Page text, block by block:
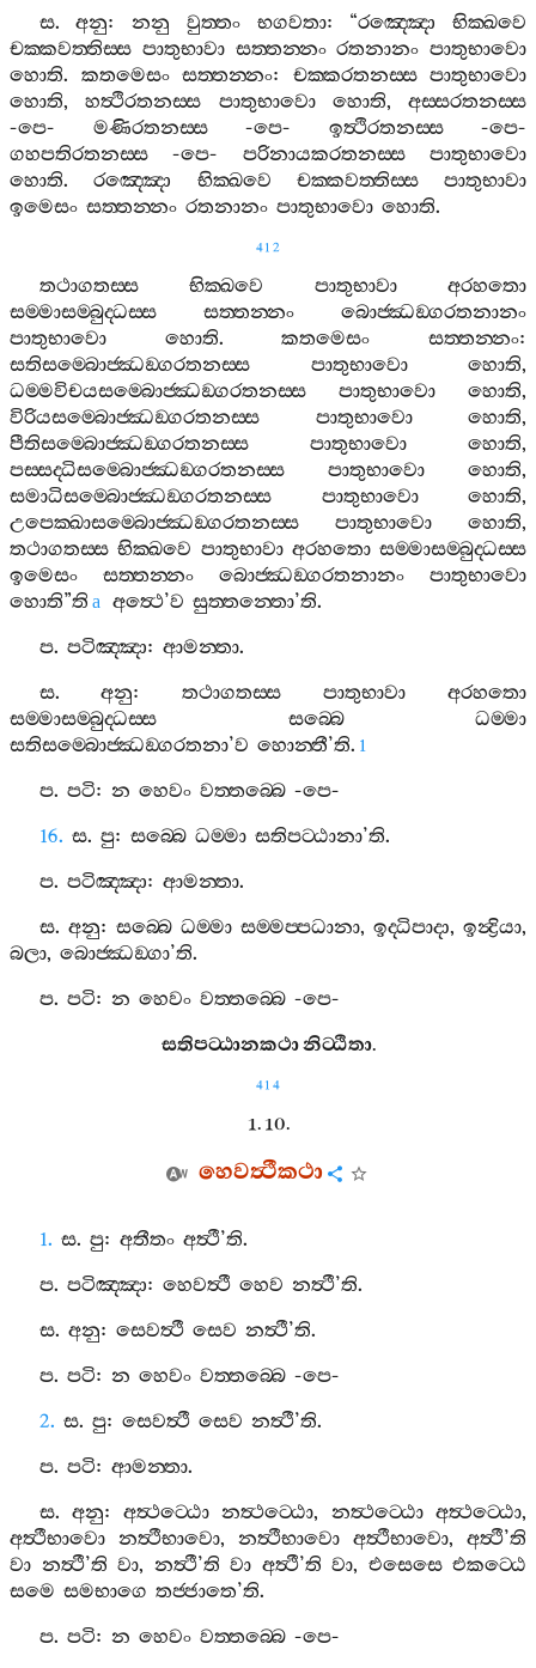
ස.අනු:නනු වුත‍්තං භගවතා: “රඤ‍්ඤො
භික‍්ඛවෙ
චක‍්කවත‍්තිස‍්ස පාතුභාවා සත‍්තන‍්නං රතනානං පාතුභාවො
හොති. කතමෙසං සත‍්තන‍්නං: චක‍්කරතනස‍්ස පාතුභාවො
හොති,හත්‍ථිරතනස‍්ස පාතුභාවො හොති, අස‍්සරතනස‍්ස
-පෙ- මණිරතනස‍්ස-පෙ- ඉත්‍ථිරතනස‍්ස-පෙ-
ගහපතිරතනස‍්ස -පෙ- පරිනායකරතනස‍්ස
පාතුභාවො
හොති.රඤ‍්ඤො භික‍්ඛවෙ චක‍්කවත‍්තිස‍්ස
පාතුභාවා
ඉමෙසං සත‍්තන‍්නං රතනානං පාතුභාවො හොති.
412
තථාගතස‍්ස භික‍්ඛවෙ පාතුභාවා
අරහතො
සම‍්මාසම‍්බුද‍්ධස‍්ස
සත‍්තන‍්නං
බොජ‍්ඣඞ‍්ගරතනානං
පාතුභාවො
හොති.කතමෙසං සත‍්තන‍්නං:
සතිසම‍්බොජ‍්ඣඞ‍්ගරතනස‍්ස
පාතුභාවො හොති,
ධම‍්මවිචයසම‍්බොජ‍්ඣඞ‍්ගරතනස‍්ස
පාතුභාවො හොති,
විරියසම‍්බොජ‍්ඣඞ‍්ගරතනස‍්ස
පාතුභාවො හොති,
පීතිසම‍්බොජ‍්ඣඞ‍්ගරතනස‍්ස
පාතුභාවො හොති,
පස‍්සද‍්ධිසම‍්බොජ‍්ඣඞ‍්ගරතනස‍්ස
පාතුභාවො හොති,
සමාධිසම‍්බොජ‍්ඣඞ‍්ගරතනස‍්ස
පාතුභාවො හොති,
උපෙක‍්ඛාසම‍්බොජ‍්ඣඞ‍්ගරතනස‍්ස
පාතුභාවො හොති,
තථාගතස‍්ස භික‍්ඛවෙ පාතුභාවා අරහතො සම‍්මාසම‍්බුද‍්ධස‍්ස
ඉමෙසං
සත‍්තන‍්නං බොජ‍්ඣඞ‍්ගරතනානං
පාතුභාවො
හොති”ති a අත්‍ථෙ’ව සුත‍්තන‍්තො’ති.
ප. පටිඤ‍්ඤා: ආමන‍්තා.
ස.අනු:තථාගතස‍්ස පාතුභාවා
අරහතො
සම‍්මාසම‍්බුද‍්ධස‍්ස
සබ‍්බෙ
ධම‍්මා
සතිසම‍්බොජ‍්ඣඞ‍්ගරතනා’ව හොන‍්තී’ති. 1
ප. පටි: න හෙවං වත‍්තබ‍්බෙ-පෙ-
16. ස. පු: සබ‍්බෙ ධම‍්මා සතිපට‍්ඨානා’ති.
ප. පටිඤ‍්ඤා: ආමන‍්තා.
ස. අනු: සබ‍්බෙ ධම‍්මා සම‍්මප‍්පධානා, ඉද‍්ධිපාදා, ඉන්‍ද්‍රියා,
බලා, බොජ‍්ඣඞ‍්ගා’ති.
ප. පටි: න හෙවං වත‍්තබ‍්බෙ-පෙ-
සතිපට‍්ඨානකථානිට‍්ඨිතා.
414
1. 10.
හෙවත්‍ථීකථා
1. ස. පු: අතීතං අත්‍ථී’ති.
ප. පටිඤ‍්ඤා: හෙවත්‍ථී හෙව නත්‍ථී’ති.
ස. අනු: සෙවත්‍ථී සෙව නත්‍ථී’ති.
ප. පටි: න හෙවං වත‍්තබ‍්බෙ-පෙ-
2. ස. පු: සෙවත්‍ථී සෙව නත්‍ථී’ති.
ප. පටි: ආමන‍්තා.
ස. අනු:අත්‍ථට‍්ඨො නත්‍ථට‍්ඨො, නත්‍ථට‍්ඨො අත්‍ථට‍්ඨො,
අත්‍ථීභාවො නත්‍ථීභාවො, නත්‍ථීභාවො අත්‍ථීභාවො, අත්‍ථී’ති
වා නත්‍ථී’ති වා, නත්‍ථී’ති වා අත්‍ථී’ති වා, එසෙසෙ එකට‍්ඨෙ
සමෙ සමභාගෙ තජ‍්ජාතෙ’ති.
ප. පටි: න හෙවං වත‍්තබ‍්බෙ-පෙ-